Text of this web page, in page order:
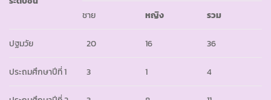
ชาย
หญิง รวม
ปฐมวัย 20 16 36
ประถมศึกษาปีที่ 1 3 1 4